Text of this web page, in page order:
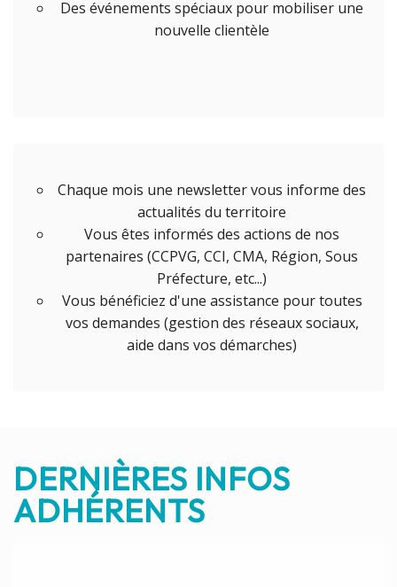
Des événements spéciaux pour mobiliser une
nouvelle clientèle
Chaque mois une newsletter vous informe des
actualités du territoire
Vous êtes informés des actions de nos
partenaires (CCPVG, CCI, CMA, Région, Sous
Préfecture, etc...)
Vous bénéficiez d'une assistance pour toutes
vos demandes (gestion des réseaux sociaux,
aide dans vos démarches)
DERNIÈRES INFOS
ADHÉRENTS